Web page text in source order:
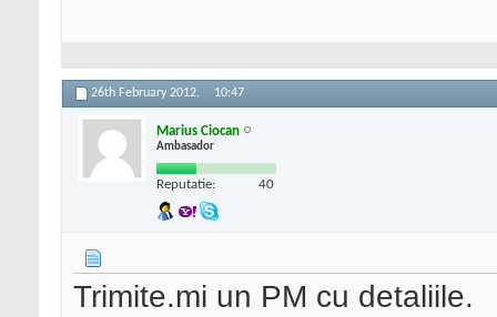
26th February 2012, 10:47
Marius Ciocan
Ambasador
Reputatie: 40
Trimite.mi un PM cu detaliile.